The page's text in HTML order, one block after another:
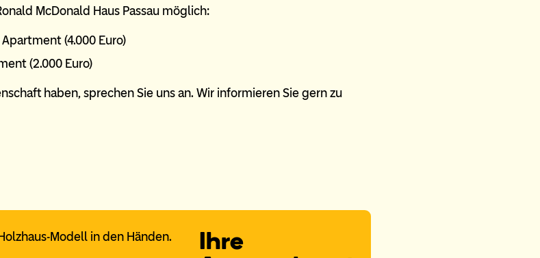
McDonald Haus Passau möglich:
(4.000 Euro)
(2.000 Euro)
haben, sprechen Sie uns an. Wir informieren Sie gern zu
Ihre